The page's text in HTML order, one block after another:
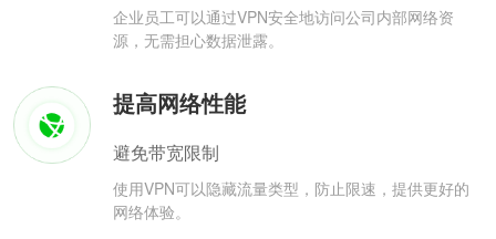
企业员工可以通过VPN安全地访问公司内部网络资
源，无需担心数据泄露。
提高网络性能
避免带宽限制
使用VPN可以隐藏流量类型，防止限速，提供更好的
网络体验。